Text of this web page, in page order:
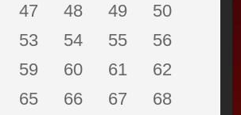
47 48 49
50
53 54 55
56
59 60 61
62
65 66 67
68